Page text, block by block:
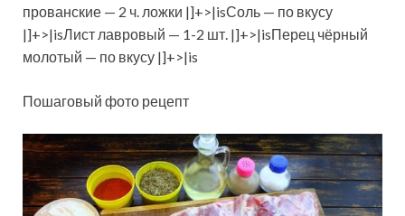
прованские — 2 ч. ложки |]+>|isСоль — по вкусу
|]+>|isЛист лавровый — 1-2 шт. |]+>|isПерец чёрный
молотый — по вкусу |]+>|is
Пошаговый фото рецепт